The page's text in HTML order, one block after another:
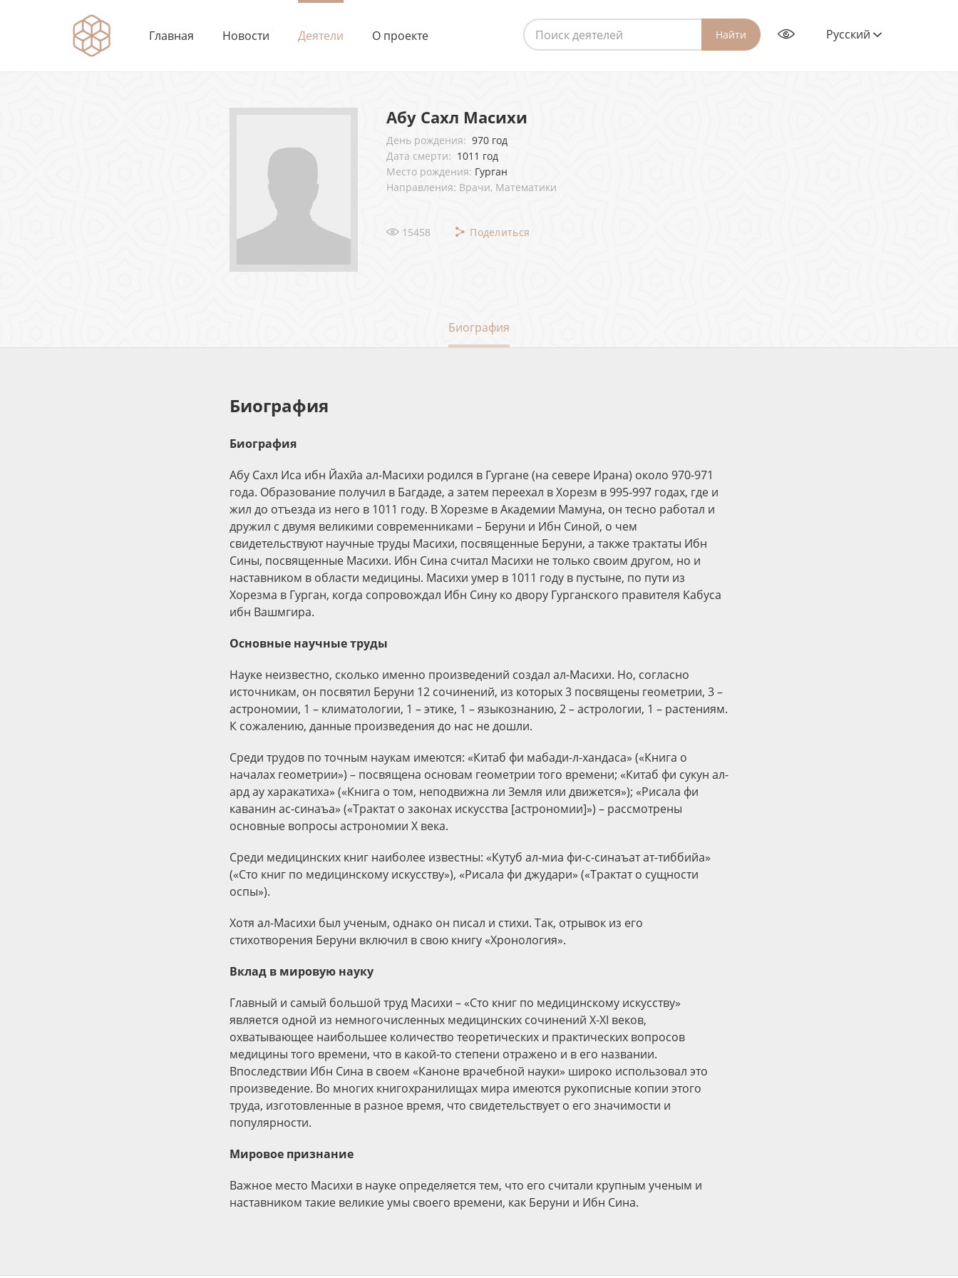
Главная Новости Деятели О проекте Найти Русский
Абу Сахл Масихи
День рождения: 970 год
Дата смерти: 1011 год
Место рождения: Гурган
Направления: Врачи, Математики
15458 Поделиться
Биография
Биография
Биография
Абу Сахл Иса ибн Йахйа ал-Масихи родился в Гургане (на севере Ирана) около 970-971
года. Образование получил в Багдаде, а затем переехал в Хорезм в 995-997 годах, где и
жил до отъезда из него в 1011 году. В Хорезме в Академии Мамуна, он тесно работал и
дружил с двумя великими современниками – Беруни и Ибн Синой, о чем
свидетельствуют научные труды Масихи, посвященные Беруни, а также трактаты Ибн
Сины, посвященные Масихи. Ибн Сина считал Масихи не только своим другом, но и
наставником в области медицины. Масихи умер в 1011 году в пустыне, по пути из
Хорезма в Гурган, когда сопровождал Ибн Сину ко двору Гурганского правителя Кабуса
ибн Вашмгира.
Основные научные труды
Науке неизвестно, сколько именно произведений создал ал-Масихи. Но, согласно
источникам, он посвятил Беруни 12 сочинений, из которых 3 посвящены геометрии, 3 –
астрономии, 1 – климатологии, 1 – этике, 1 – языкознанию, 2 – астрологии, 1 – растениям.
К сожалению, данные произведения до нас не дошли.
Среди трудов по точным наукам имеются: «Китаб фи мабади-л-хандаса» («Книга о
началах геометрии») – посвящена основам геометрии того времени; «Китаб фи сукун ал-
ард ау харакатиха» («Книга о том, неподвижна ли Земля или движется»); «Рисала фи
каванин ас-синаъа» («Трактат о законах искусства [астрономии]») – рассмотрены
основные вопросы астрономии Х века.
Среди медицинских книг наиболее известны: «Кутуб ал-миа фи-с-синаъат ат-тиббийа»
(«Сто книг по медицинскому искусству»), «Рисала фи джудари» («Трактат о сущности
оспы»).
Хотя ал-Масихи был ученым, однако он писал и стихи. Так, отрывок из его
стихотворения Беруни включил в свою книгу «Хронология».
Вклад в мировую науку
Главный и самый большой труд Масихи – «Сто книг по медицинскому искусству»
является одной из немногочисленных медицинских сочинений Х-ХI веков,
охватывающее наибольшее количество теоретических и практических вопросов
медицины того времени, что в какой-то степени отражено и в его названии.
Впоследствии Ибн Сина в своем «Каноне врачебной науки» широко использовал это
произведение. Во многих книгохранилищах мира имеются рукописные копии этого
труда, изготовленные в разное время, что свидетельствует о его значимости и
популярности.
Мировое признание
Важное место Масихи в науке определяется тем, что его считали крупным ученым и
наставником такие великие умы своего времени, как Беруни и Ибн Сина.